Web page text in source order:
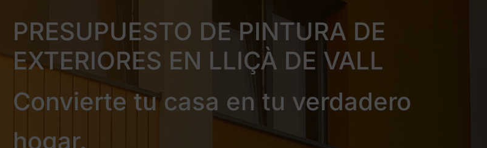
PRESUPUESTO DE PINTURA DE
EXTERIORES EN LLIÇÀ DE VALL
Convierte tu casa en tu verdadero
hogar.